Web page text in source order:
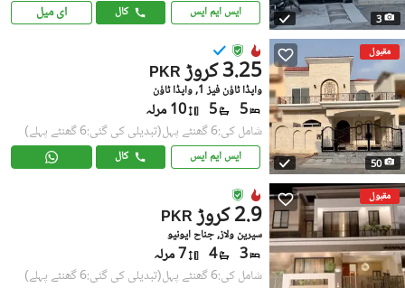
3 ایس ایم ایس کال ای میل
مقبول
50
PKR 3.25 کروڑ
واپڈا ٹاؤن فیز 1, واپڈا ٹاؤن
5
5 10 مرلہ
شامل کی:6 گھنٹے پہل (تبدیلی کی گئی:6 گھنٹے پہلے)
ایس ایم ایس کال
مقبول
PKR 2.9 کروڑ
سیرین ولاز, جناح ایونیو
3
4 7 مرلہ
شامل کی:6 گھنٹے پہل (تبدیلی کی گئی:6 گھنٹے پہلے)